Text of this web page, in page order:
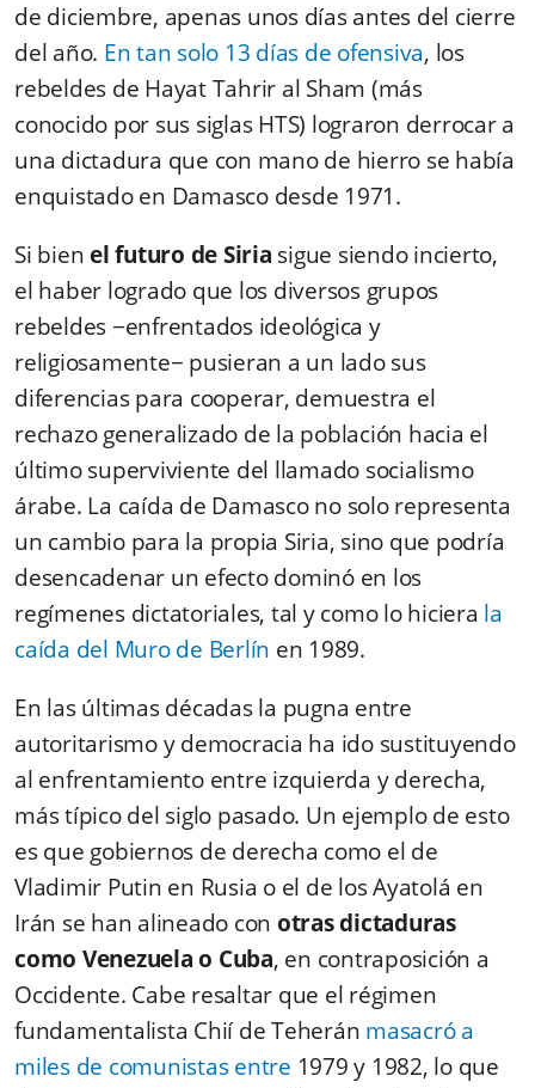
de diciembre, apenas unos días antes del cierre
del año. En tan solo 13 días de ofensiva, los
rebeldes de Hayat Tahrir al Sham (más
conocido por sus siglas HTS) lograron derrocar a
una dictadura que con mano de hierro se había
enquistado en Damasco desde 1971.
Si bienel futuro de Siria sigue siendo incierto,
el haber logrado que los diversos grupos
rebeldes −enfrentados ideológica y
religiosamente− pusieran a un lado sus
diferencias para cooperar, demuestra el
rechazo generalizado de la población hacia el
último superviviente del llamado socialismo
árabe. La caída de Damasco no solo representa
un cambio para la propia Siria, sino que podría
desencadenar un efecto dominó en los
regímenes dictatoriales, tal y como lo hiciera la
caída del Muro de Berlín en 1989.
En las últimas décadas la pugna entre
autoritarismo y democracia ha ido sustituyendo
al enfrentamiento entre izquierda y derecha,
más típico del siglo pasado. Un ejemplo de esto
es que gobiernos de derecha como el de
Vladimir Putin en Rusia o el de los Ayatolá en
Irán se han alineado con otras dictaduras
como Venezuela o Cuba, en contraposición a
Occidente. Cabe resaltar que el régimen
fundamentalista Chií de Teherán masacró a
miles de comunistas entre 1979 y 1982, lo que